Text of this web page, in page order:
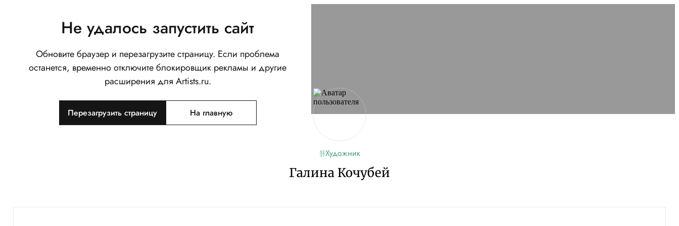
Не удалось запустить сайт
Обновите браузер и перезагрузите страницу. Если проблема
останется, временно отключите блокировщик рекламы и другие
расширения для Artists.ru.
Перезагрузить страницу На главную
Художник
Галина Кочубей